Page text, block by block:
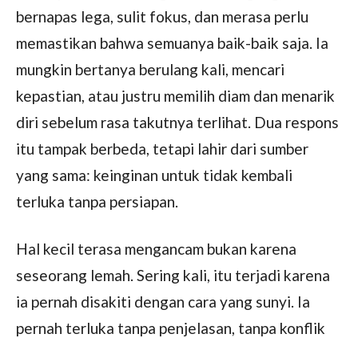
bernapas lega, sulit fokus, dan merasa perlu
memastikan bahwa semuanya baik-baik saja. Ia
mungkin bertanya berulang kali, mencari
kepastian, atau justru memilih diam dan menarik
diri sebelum rasa takutnya terlihat. Dua respons
itu tampak berbeda, tetapi lahir dari sumber
yang sama: keinginan untuk tidak kembali
terluka tanpa persiapan.
Hal kecil terasa mengancam bukan karena
seseorang lemah. Sering kali, itu terjadi karena
ia pernah disakiti dengan cara yang sunyi. Ia
pernah terluka tanpa penjelasan, tanpa konflik